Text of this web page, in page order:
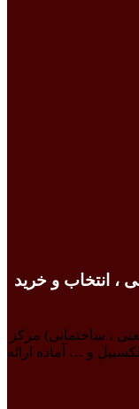
، انتخاب و خرید
، ساختمانی) مرکز
و … آماده ارائه